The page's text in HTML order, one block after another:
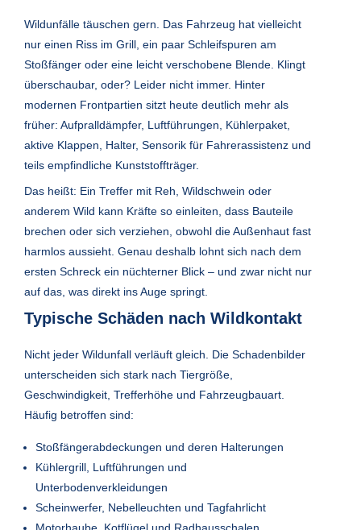
Wildunfälle täuschen gern. Das Fahrzeug hat vielleicht
nur einen Riss im Grill, ein paar Schleifspuren am
Stoßfänger oder eine leicht verschobene Blende. Klingt
überschaubar, oder? Leider nicht immer. Hinter
modernen Frontpartien sitzt heute deutlich mehr als
früher: Aufpralldämpfer, Luftführungen, Kühlerpaket,
aktive Klappen, Halter, Sensorik für Fahrerassistenz und
teils empfindliche Kunststoffträger.
Das heißt: Ein Treffer mit Reh, Wildschwein oder
anderem Wild kann Kräfte so einleiten, dass Bauteile
brechen oder sich verziehen, obwohl die Außenhaut fast
harmlos aussieht. Genau deshalb lohnt sich nach dem
ersten Schreck ein nüchterner Blick – und zwar nicht nur
auf das, was direkt ins Auge springt.
Typische Schäden nach Wildkontakt
Nicht jeder Wildunfall verläuft gleich. Die Schadenbilder
unterscheiden sich stark nach Tiergröße,
Geschwindigkeit, Trefferhöhe und Fahrzeugbauart.
Häufig betroffen sind:
Stoßfängerabdeckungen und deren Halterungen
Kühlergrill, Luftführungen und
Unterbodenverkleidungen
Scheinwerfer, Nebelleuchten und Tagfahrlicht